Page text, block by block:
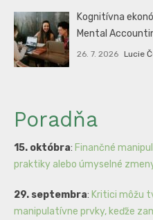
Kognitívna
Mental
26. 7. 2026 Lucie
Poradňa
15. októbra: Finančné
praktiky alebo úmyselné
29. septembra: Kritici môžu
manipulatívne prvky, keďže